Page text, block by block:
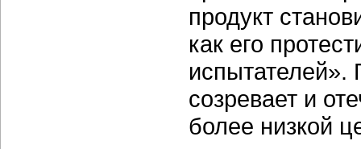
продукт
как его
испытателей».
созревает и
более низкой